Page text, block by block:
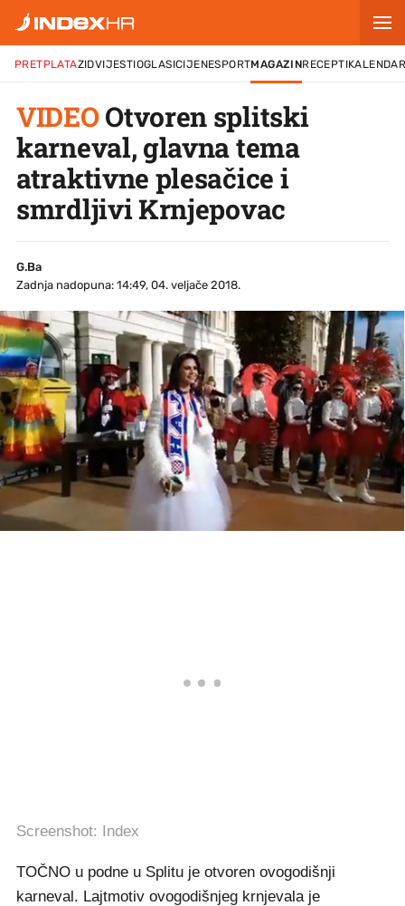
PRETPLATAZIDVIJESTIOGLASICIJENESPORTMAGAZINRECEPTI
VIDEOOtvoren splitski
karneval, glavna tema
atraktivne plesačice i
smrdljivi Krnjepovac
G.Ba
Zadnja nadopuna: 14:49, 04. veljače 2018.
Screenshot: Index
TOČNO u podne u Splitu je otvoren ovogodišnji
karneval. Lajtmotiv ovogodišnjeg krnjevala je